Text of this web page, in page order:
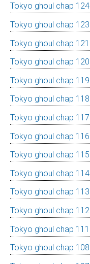
Tokyo ghoul chap 124
Tokyo ghoul chap 123
Tokyo ghoul chap 121
Tokyo ghoul chap 120
Tokyo ghoul chap 119
Tokyo ghoul chap 118
Tokyo ghoul chap 117
Tokyo ghoul chap 116
Tokyo ghoul chap 115
Tokyo ghoul chap 114
Tokyo ghoul chap 113
Tokyo ghoul chap 112
Tokyo ghoul chap 111
Tokyo ghoul chap 108